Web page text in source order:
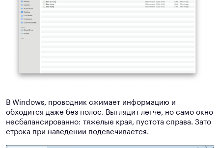
В Windows, проводник сжимает информацию и
обходится даже без полос. Выглядит легче, но само окно
несбалансированно: тяжелые края, пустота справа. Зато
строка при наведении подсвечивается.